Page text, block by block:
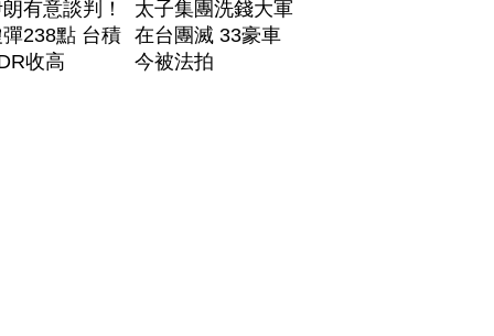
有意談判！
238點 台積
收高
太子集團洗錢大軍
在台團滅 33豪車
今被法拍